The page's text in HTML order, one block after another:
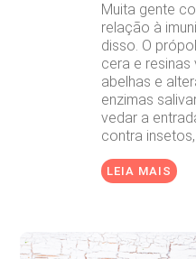
Muita gente
relação à
disso. O
cera e
abelhas e
enzimas
vedar a
contra
LEIA MAIS